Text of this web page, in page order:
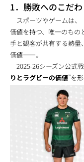
1．勝敗へのこだ
スポーツやゲームは、
価値を持つ、唯一のもの
手と観客が共有する熱
価値――。
2025-26シーズン公式
りとラグビーの価値”を